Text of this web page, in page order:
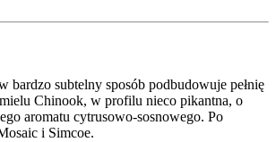
bardzo subtelny sposób podbudowuje pełnię
Chinook, w profilu nieco pikantna, o
aromatu cytrusowo-sosnowego. Po
i Simcoe.